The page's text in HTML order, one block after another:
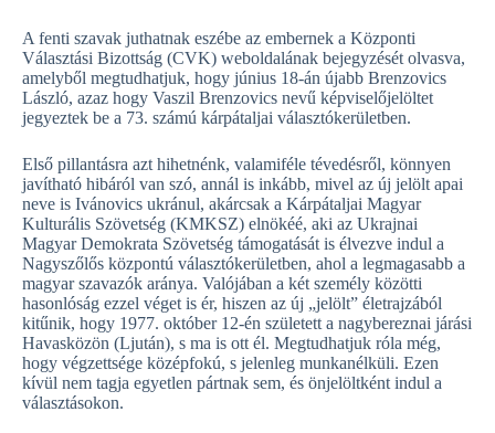
A fenti szavak juthatnak eszébe az embernek a Központi
Választási Bizottság (CVK) weboldalának bejegyzését olvasva,
amelyből megtudhatjuk, hogy június 18-án újabb Brenzovics
László, azaz hogy Vaszil Brenzovics nevű képviselőjelöltet
jegyeztek be a 73. számú kárpátaljai választókerületben.
Első pillantásra azt hihetnénk, valamiféle tévedésről, könnyen
javítható hibáról van szó, annál is inkább, mivel az új jelölt apai
neve is Ivánovics ukránul, akárcsak a Kárpátaljai Magyar
Kulturális Szövetség (KMKSZ) elnökéé, aki az Ukrajnai
Magyar Demokrata Szövetség támogatását is élvezve indul a
Nagyszőlős központú választókerületben, ahol a legmagasabb a
magyar szavazók aránya. Valójában a két személy közötti
hasonlóság ezzel véget is ér, hiszen az új „jelölt” életrajzából
kitűnik, hogy 1977. október 12-én született a nagybereznai járási
Havasközön (Ljután), s ma is ott él. Megtudhatjuk róla még,
hogy végzettsége középfokú, s jelenleg munkanélküli. Ezen
kívül nem tagja egyetlen pártnak sem, és önjelöltként indul a
választásokon.